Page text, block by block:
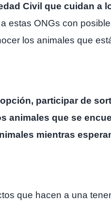
Civil que cuidan a
estas ONGs con
los animales que
participar de
animales que se
mientras
que hacen a una